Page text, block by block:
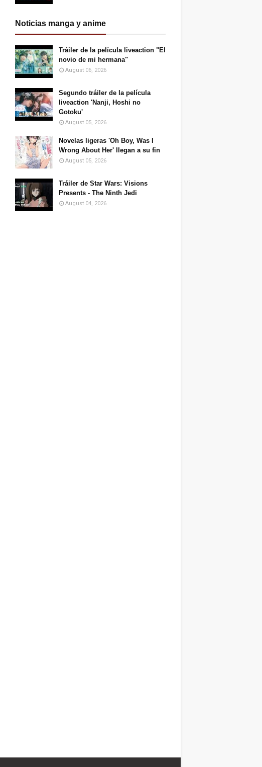
Noticias manga y anime
Tráiler de la película liveaction "El
novio de mi hermana"
August 06, 2026
Segundo tráiler de la película
liveaction 'Nanji, Hoshi no
Gotoku'
August 05, 2026
Novelas ligeras 'Oh Boy, Was I
Wrong About Her' llegan a su fin
August 05, 2026
Tráiler de Star Wars: Visions
Presents - The Ninth Jedi
August 04, 2026